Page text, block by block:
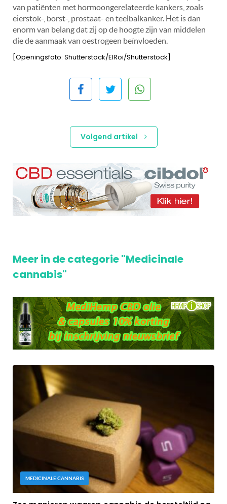
van patiënten met hormoongerelateerde kankers, zoals
eierstok-, borst-, prostaat- en teelbalkanker. Het is dan
enorm van belang dat zij op de hoogte zijn van middelen
die de aanmaak van oestrogeen beïnvloeden.
[Openingsfoto: Shutterstock/ElRoi/Shutterstock]
Volgend artikel
Meer in de categorie "Medicinale
cannabis"
MEDICINALE CANNABIS